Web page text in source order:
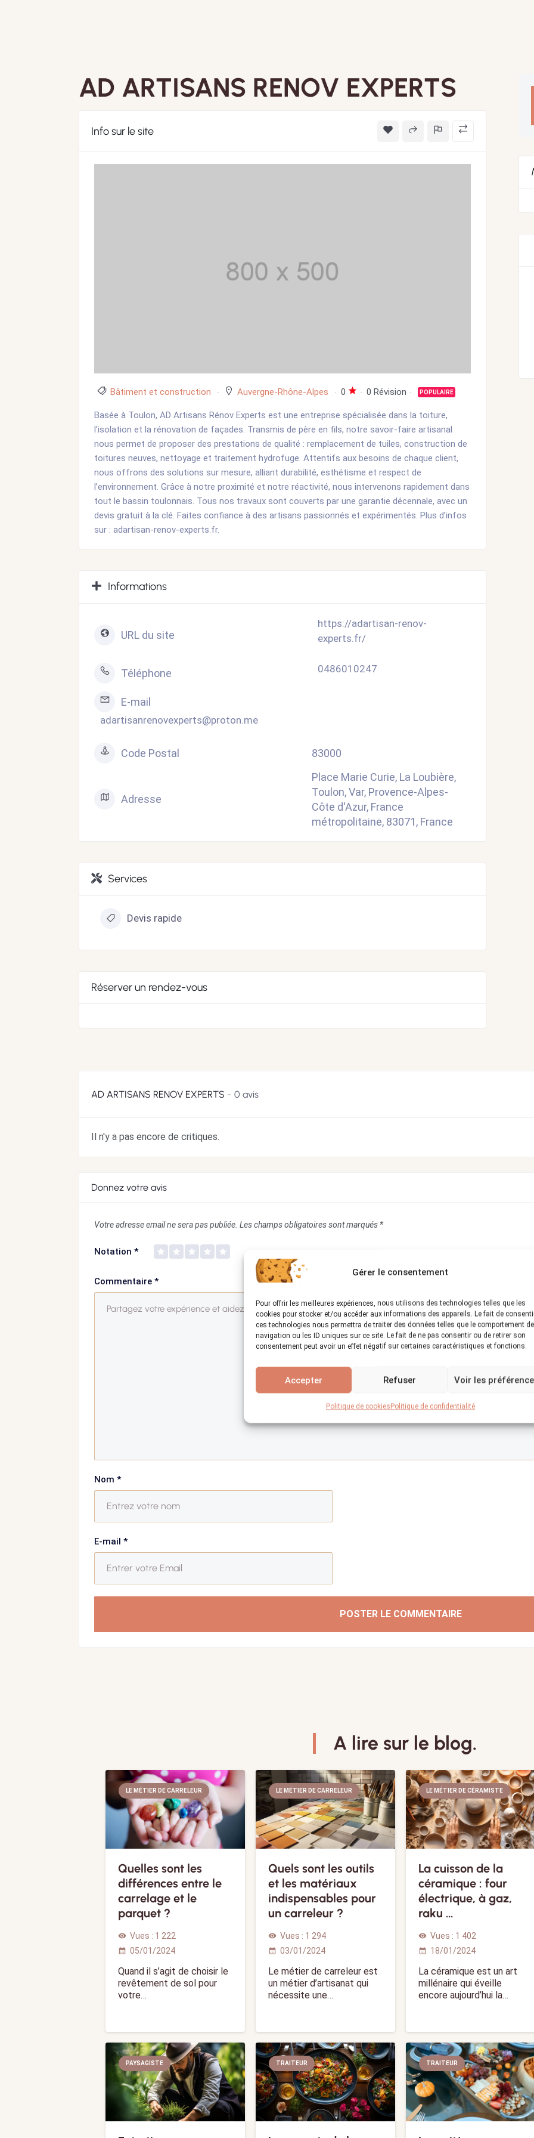
Gérer le consentement
Pour offrir les meilleures expériences, nous utilisons des technologies telles que les
cookies pour stocker et/ou accéder aux informations des appareils. Le fait de
ces technologies nous permettra de traiter des données telles que le comportement de
navigation ou les ID uniques sur ce site. Le fait de ne pas consentir ou de retirer son
consentement peut avoir un effet négatif sur certaines caractéristiques et fonctions.
Accepter Refuser Voir les
Politique de cookiesPolitique de confidentialité
AD ARTISANS RENOV EXPERTS
Info sur le site
Bâtiment et construction Auvergne-Rhône-Alpes 0 0 Révision POPULAIRE
Basée à Toulon, AD Artisans Rénov Experts est une entreprise spécialisée dans la toiture,
l’isolation et la rénovation de façades. Transmis de père en fils, notre savoir-faire artisanal
nous permet de proposer des prestations de qualité : remplacement de tuiles, construction de
toitures neuves, nettoyage et traitement hydrofuge. Attentifs aux besoins de chaque client,
nous offrons des solutions sur mesure, alliant durabilité, esthétisme et respect de
l’environnement. Grâce à notre proximité et notre réactivité, nous intervenons rapidement dans
tout le bassin toulonnais. Tous nos travaux sont couverts par une garantie décennale, avec un
devis gratuit à la clé. Faites confiance à des artisans passionnés et expérimentés. Plus d’infos
sur : adartisan-renov-experts.fr.
Informations
URL du site
https://adartisan-renov-
experts.fr/
Téléphone 0486010247
E-mail
adartisanrenovexperts@proton.me
Code Postal 83000
Adresse
Place Marie Curie, La Loubière,
Toulon, Var, Provence-Alpes-
Côte d'Azur, France
métropolitaine, 83071, France
Services
Devis rapide
Réserver un rendez-vous
AD ARTISANS RENOV EXPERTS 0 avis
Il n'y a pas encore de critiques.
Donnez votre avis
Votre adresse email ne sera pas publiée. Les champs obligatoires sont marqués *
Notation *
Commentaire *
Nom *
E-mail *
POSTER LE COMMENTAIRE
A lire sur le blog.
LE MÉTIER DE CARRELEUR
Quelles sont les
différences entre le
carrelage et le
parquet ?
visibility Vues : 1 222
calendar_month 05/01/2024
Quand il s’agit de choisir le
revêtement de sol pour
votre…
LE MÉTIER DE CARRELEUR
Quels sont les outils
et les matériaux
indispensables pour
un carreleur ?
visibility Vues : 1 294
calendar_month 03/01/2024
Le métier de carreleur est
un métier d’artisanat qui
nécessite une…
LE MÉTIER DE CÉRAMISTE
La cuisson de la
céramique : four
électrique, à gaz,
raku …
visibility Vues : 1 402
calendar_month 18/01/2024
La céramique est un art
millénaire qui éveille
encore aujourd’hui la…
PAYSAGISTE TRAITEUR TRAITEUR